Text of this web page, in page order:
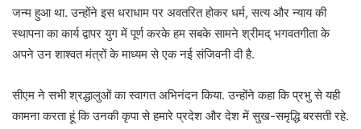
जन्म हुआ था. उन्होंने इस धराधाम पर अवतरित होकर धर्म, सत्य और न्याय की
स्थापना का कार्य द्वापर युग में पूर्ण करके हम सबके सामने श्रीमद् भगवतगीता के
अपने उन शाश्वत मंत्रों के माध्यम से एक नई संजिवनी दी है.
सीएम ने सभी श्रद्धालुओं का स्वागत अभिनंदन किया. उन्होंने कहा कि प्रभु से यही
कामना करता हूं कि उनकी कृपा से हमारे प्रदेश और देश में सुख-समृद्धि बरसती रहे.